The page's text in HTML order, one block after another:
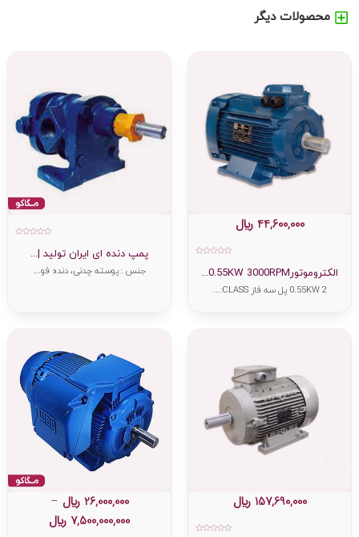
محصولات دیگر
الکتروموتور0.55KW 3000RPM...
44,600,000 ﷼
0.55KW 2 پل سه فاز CLASS:...
پمپ دنده ای ایران تولید |...
جنس : پوسته چدنی، دنده فو...
157,690,000 ﷼ 26,000,000 ﷼ –
7,500,000,000 ﷼